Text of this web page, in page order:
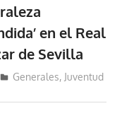
en el Real
de Sevilla
Generales, Juventud